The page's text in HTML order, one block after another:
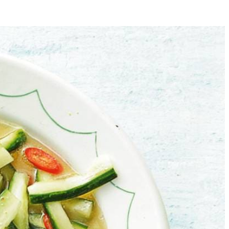
in de lengte in reepjes van een ½ cm breed. Boen de limoen
limoensap, de rode peper, suiker, vissaus en olie in een